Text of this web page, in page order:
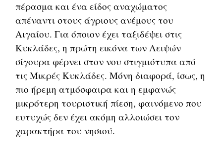
πέρασμα και ένα είδος αναχώματος
απέναντι στους άγριους ανέμους του
Αιγαίου. Για όποιον έχει ταξιδέψει στις
Κυκλάδες, η πρώτη εικόνα των Λειψών
σίγουρα φέρνει στον νου στιγμιότυπα από
τις Μικρές Κυκλάδες. Μόνη διαφορά, ίσως, η
πιο ήρεμη ατμόσφαιρα και η εμφανώς
μικρότερη τουριστική πίεση, φαινόμενο που
ευτυχώς δεν έχει ακόμη αλλοιώσει τον
χαρακτήρα του νησιού.